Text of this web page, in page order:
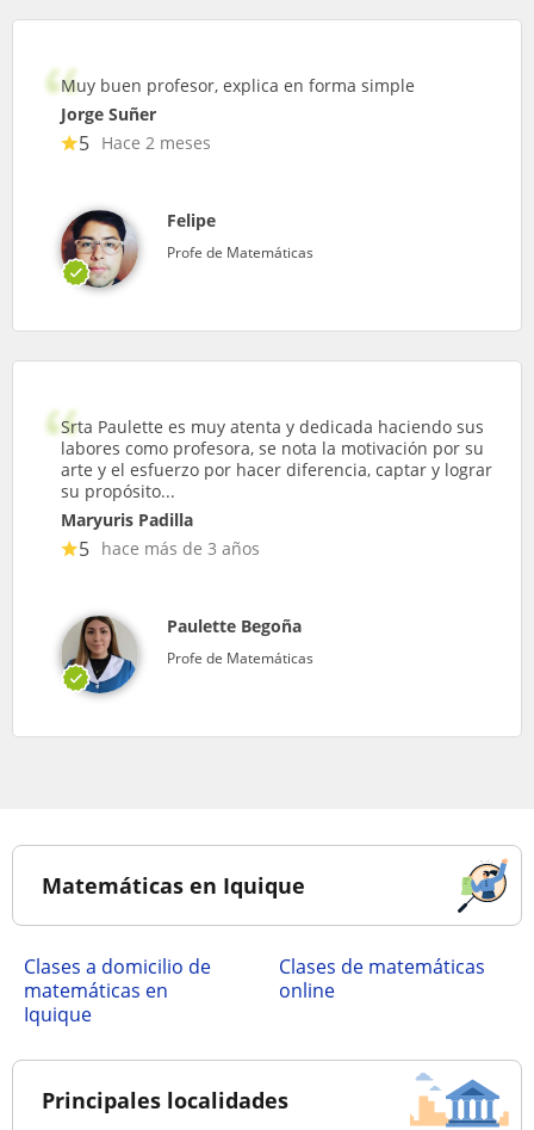
Muy buen profesor, explica en forma simple
Jorge Suñer
5 Hace 2 meses
Felipe
Profe de Matemáticas
Srta Paulette es muy atenta y dedicada haciendo sus
labores como profesora, se nota la motivación por su
arte y el esfuerzo por hacer diferencia, captar y lograr
su propósito...
Maryuris Padilla
5 hace más de 3 años
Paulette Begoña
Profe de Matemáticas
Matemáticas en Iquique
Clases a domicilio de
matemáticas en
Iquique
Clases de matemáticas
online
Principales localidades